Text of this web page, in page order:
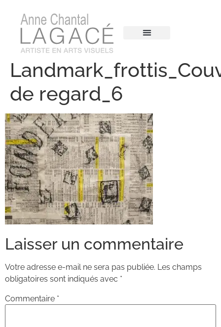
de regard_6
Laisser un commentaire
Votre adresse e-mail ne sera pas publiée. Les champs
obligatoires sont indiqués avec *
Commentaire *